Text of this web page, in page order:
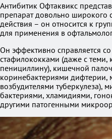
Антибитик Офтаквикс
препарат довольно широкого
действия – он относится к
для применения в
Он эффективно справляется
стафилококками (даже с теми,
пенициллину), кишечной
коринебактериями дифтерии,
возбудителями туберкулеза),
бактериями, хламидиями,
другими патогенными